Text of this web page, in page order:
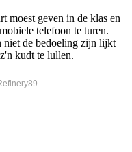
moest geven in de klas en
telefoon te turen.
niet de bedoeling zijn lijkt
kudt te lullen.